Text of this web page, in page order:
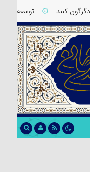
کنند ۞ توسعه